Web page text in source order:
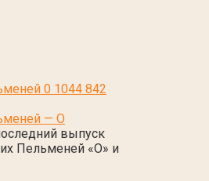
0 1044 842
— О
выпуск
Пельменей «О» и